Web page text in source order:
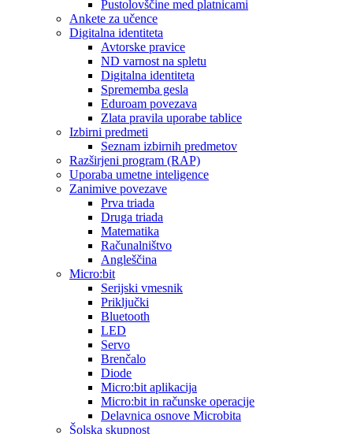
Pustolovščine med platnicami
Ankete za učence
Digitalna identiteta
Avtorske pravice
ND varnost na spletu
Digitalna identiteta
Sprememba gesla
Eduroam povezava
Zlata pravila uporabe tablice
Izbirni predmeti
Seznam izbirnih predmetov
Razširjeni program (RAP)
Uporaba umetne inteligence
Zanimive povezave
Prva triada
Druga triada
Matematika
Računalništvo
Angleščina
Micro:bit
Serijski vmesnik
Priključki
Bluetooth
LED
Servo
Brenčalo
Diode
Micro:bit aplikacija
Micro:bit in računske operacije
Delavnica osnove Microbita
Šolska skupnost